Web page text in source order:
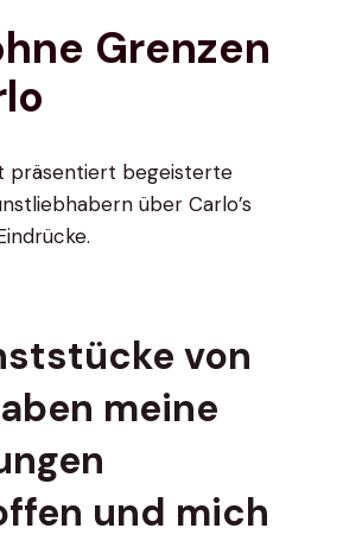
Grenzen
präsentiert begeisterte
über Carlo’s
von
meine
und mich